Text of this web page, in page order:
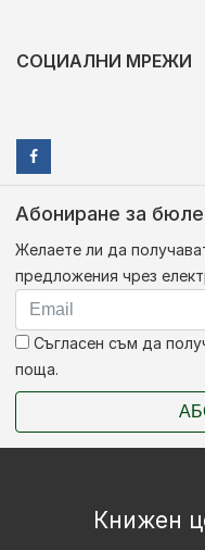
СОЦИАЛНИ МРЕЖИ
Абониране за
Желаете ли да
предложения чрез
Съгласен съм да
поща.
Книжен